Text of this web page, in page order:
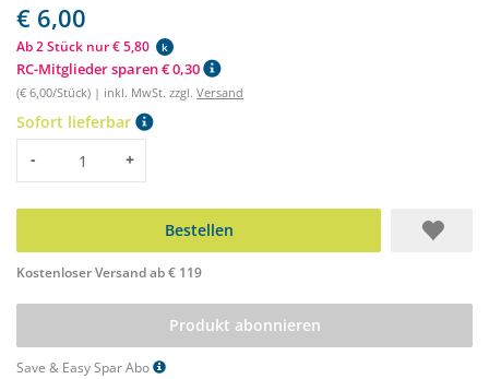
€ 6,00
Ab 2 Stück nur € 5,80 k
RC-Mitglieder sparen € 0,30
(€ 6,00/Stück) | inkl. MwSt. zzgl. Versand
Sofort lieferbar
Menge
- +
Bestellen
Kostenloser Versand ab € 119
Produkt abonnieren
Save & Easy Spar Abo